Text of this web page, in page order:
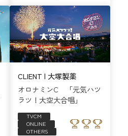
CLIENT | 大塚製薬
オロナミンC 「元気ハツ
ラツ！大空大合唱」
TVCM
ONLINE
OTHERS